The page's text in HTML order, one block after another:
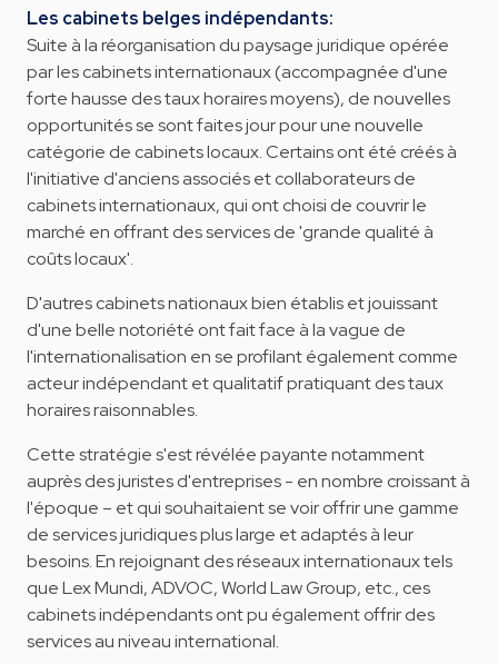
Les cabinets belges indépendants:
Suite à la réorganisation du paysage juridique opérée
par les cabinets internationaux (accompagnée d'une
forte hausse des taux horaires moyens), de nouvelles
opportunités se sont faites jour pour une nouvelle
catégorie de cabinets locaux. Certains ont été créés à
l'initiative d'anciens associés et collaborateurs de
cabinets internationaux, qui ont choisi de couvrir le
marché en offrant des services de 'grande qualité à
coûts locaux'.
D'autres cabinets nationaux bien établis et jouissant
d'une belle notoriété ont fait face à la vague de
l'internationalisation en se profilant également comme
acteur indépendant et qualitatif pratiquant des taux
horaires raisonnables.
Cette stratégie s'est révélée payante notamment
auprès des juristes d'entreprises - en nombre croissant à
l'époque – et qui souhaitaient se voir offrir une gamme
de services juridiques plus large et adaptés à leur
besoins. En rejoignant des réseaux internationaux tels
que Lex Mundi, ADVOC, World Law Group, etc., ces
cabinets indépendants ont pu également offrir des
services au niveau international.